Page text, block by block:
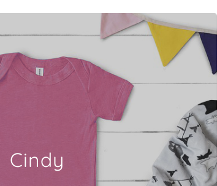
Cindy